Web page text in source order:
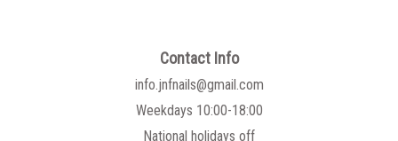
Contact Info
info.jnfnails@gmail.com
Weekdays 10:00-18:00
National holidays off